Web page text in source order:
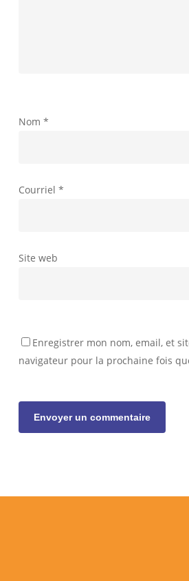
Nom *
Courriel *
Site web
Enregistrer mon nom, email, et
navigateur pour la prochaine fois